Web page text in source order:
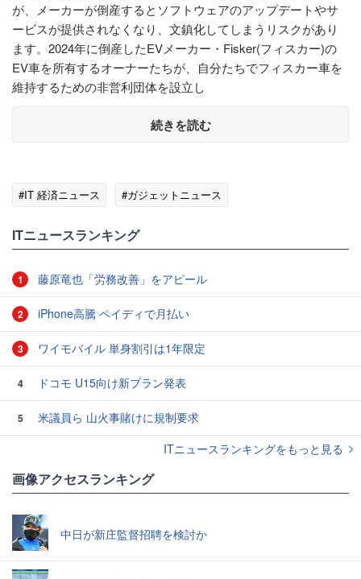
が、メーカーが倒産するとソフトウェアのアップデートやサ
ービスが提供されなくなり、文鎮化してしまうリスクがあり
ます。2024年に倒産したEVメーカー・Fisker(フィスカー)の
EV車を所有するオーナーたちが、自分たちでフィスカー車を
維持するための非営利団体を設立し
続きを読む
#IT 経済ニュース #ガジェットニュース
ITニュースランキング
1 藤原竜也「労務改善」をアピール
2 iPhone高騰 ペイディで月払い
3 ワイモバイル 単身割引は1年限定
4 ドコモ U15向け新プラン発表
5
米議員ら 山火事賭けに規制要求
ITニュースランキングをもっと見る
画像アクセスランキング
中日が新庄監督招聘を検討か